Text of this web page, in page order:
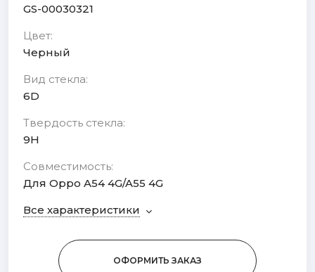
GS-00030321
Цвет:
Черный
Вид стекла:
6D
Твердость стекла:
9H
Совместимость:
Для Oppo A54 4G/A55 4G
Все характеристики
ОФОРМИТЬ ЗАКАЗ